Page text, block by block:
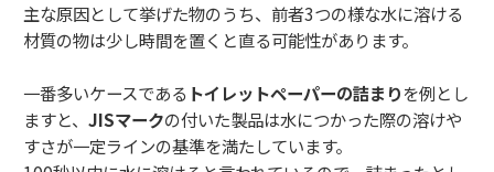
主な原因として挙げた物のうち、前者3つの様な水に溶ける
材質の物は少し時間を置くと直る可能性があります。
一番多いケースである トイレットペーパーの詰まりを例とし
ますと、 JISマークの付いた製品は水につかった際の溶けや
すさが一定ラインの基準を満たしています。